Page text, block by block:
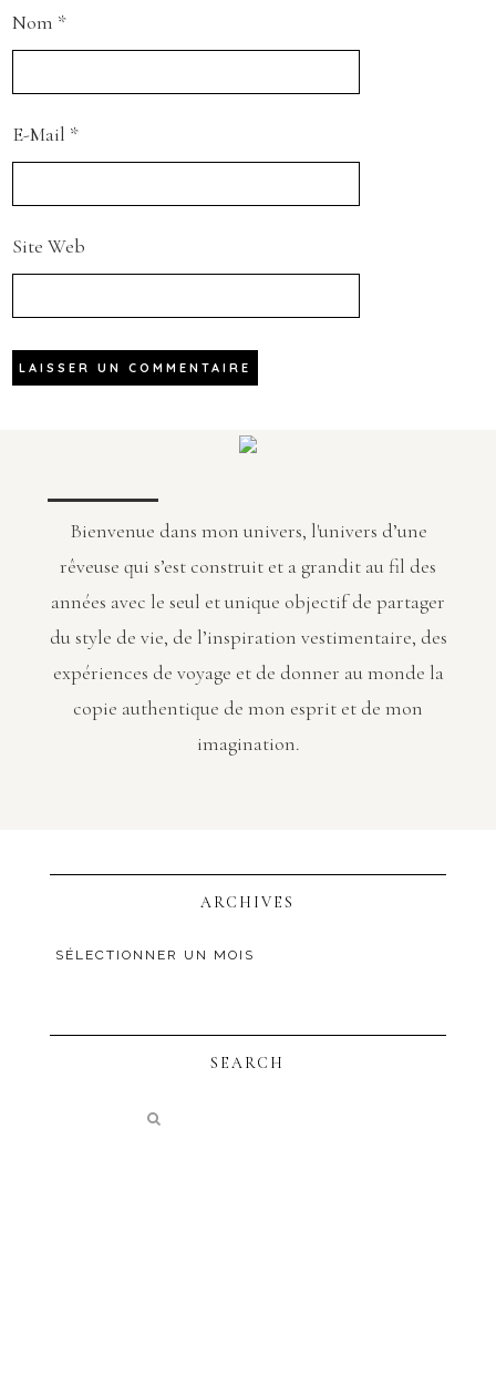
Nom *
E-Mail *
Site Web
Bienvenue dans mon univers, l'univers d’une
rêveuse qui s’est construit et a grandit au fil des
années avec le seul et unique objectif de partager
du style de vie, de l’inspiration vestimentaire, des
expériences de voyage et de donner au monde la
copie authentique de mon esprit et de mon
imagination.
ARCHIVES
SEARCH